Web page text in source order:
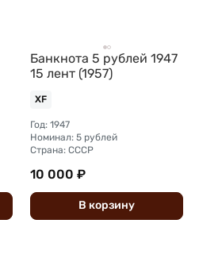
Банкнота 5 рублей 1947
15 лент (1957)
XF
Год: 1947
Номинал: 5 рублей
Страна: СССР
10 000 ₽
В корзину